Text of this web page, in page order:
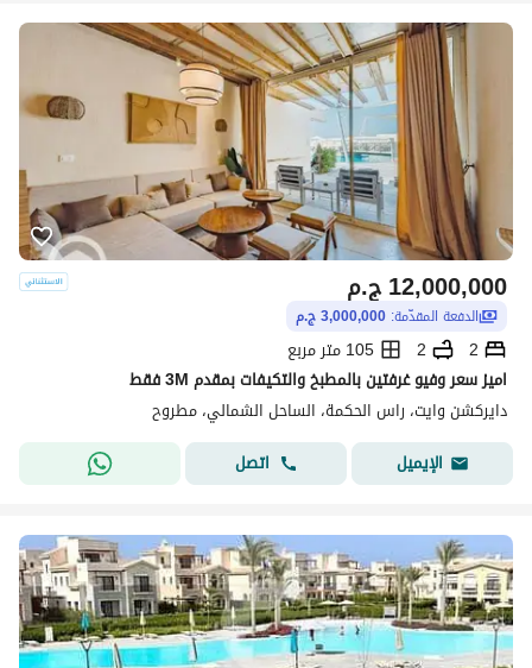
ج.م12,000,000
الدفعة المقدّمة: 3,000,000 ج.م
2
2
105 متر مربع
اميز سعر وفيو غرفتين بالمطبخ والتكيفات بمقدم 3M فقط
دايركشن وايت، راس الحكمة، الساحل الشمالي، مطروح
الإيميل
اتصل